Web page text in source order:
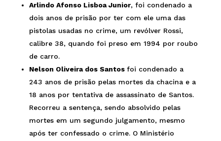
Arlindo Afonso Lisboa Junior, foi condenado a
dois anos de prisão por ter com ele uma das
pistolas usadas no crime, um revólver Rossi,
calibre 38, quando foi preso em 1994 por roubo
de carro.
Nelson Oliveira dos Santos foi condenado a
243 anos de prisão pelas mortes da chacina e a
18 anos por tentativa de assassinato de Santos.
Recorreu a sentença, sendo absolvido pelas
mortes em um segundo julgamento, mesmo
após ter confessado o crime. O Ministério